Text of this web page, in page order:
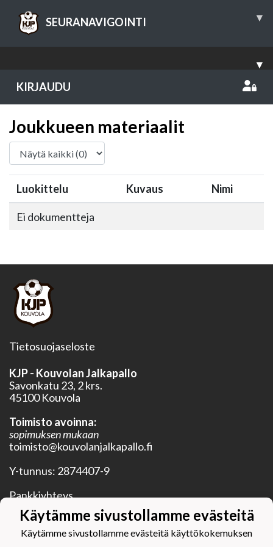
SEURANAVIGOINTI ▾
▾
KIRJAUDU
Joukkueen materiaalit
Luokittelu Kuvaus Nimi
Ei dokumentteja
Tietosuojaseloste
KJP - Kouvolan Jalkapallo
Savonkatu 23, 2 krs.
45100 Kouvola
Toimisto avoinna:
sopimuksen mukaan
toimisto@kouvolanjalkapallo.fi
Y-tunnus: 2874407-9
Pankkiyhteys
BIC OKOYFIHH
IBAN FI28 5750 0120 3352 20
Käytämme sivustollamme evästeitä
Käytämme sivustollamme evästeitä käyttökokemuksen